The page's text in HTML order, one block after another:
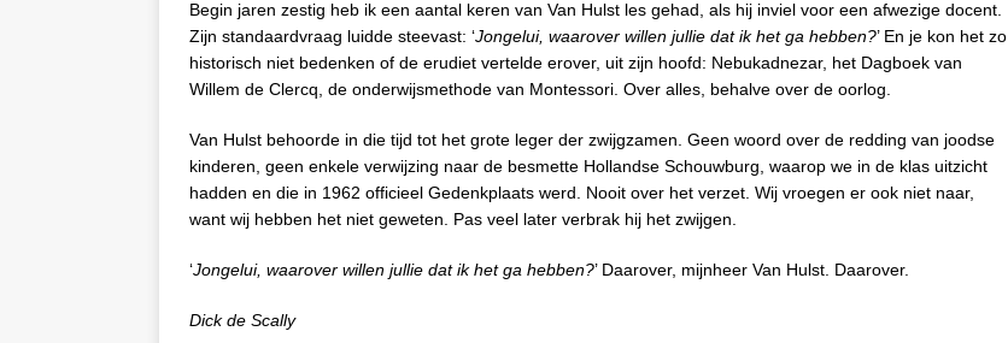
Begin jaren zestig heb ik een aantal keren van Van Hulst les gehad, als hij inviel voor een afwezige docent.
Zijn standaardvraag luidde steevast: ‘Jongelui, waarover willen jullie dat ik het ga hebben?’ En je kon het zo
historisch niet bedenken of de erudiet vertelde erover, uit zijn hoofd: Nebukadnezar, het Dagboek van
Willem de Clercq, de onderwijsmethode van Montessori. Over alles, behalve over de oorlog.
Van Hulst behoorde in die tijd tot het grote leger der zwijgzamen. Geen woord over de redding van joodse
kinderen, geen enkele verwijzing naar de besmette Hollandse Schouwburg, waarop we in de klas uitzicht
hadden en die in 1962 officieel Gedenkplaats werd. Nooit over het verzet. Wij vroegen er ook niet naar,
want wij hebben het niet geweten. Pas veel later verbrak hij het zwijgen.
‘Jongelui, waarover willen jullie dat ik het ga hebben?’ Daarover, mijnheer Van Hulst. Daarover.
Dick de Scally